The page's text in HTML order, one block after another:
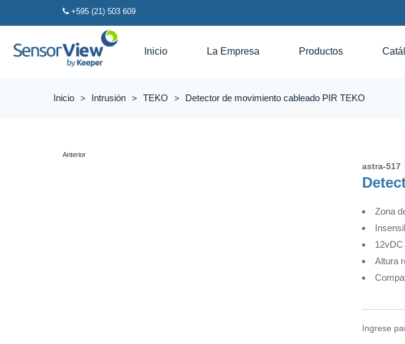
+595 (21) 503 609
Inicio La Empresa Productos
Inicio Intrusión TEKO Detector de movimiento cableado PIR TEKO
astra-517
Zona
12vDC
Altura
Ingrese